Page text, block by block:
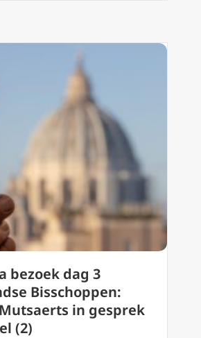
bezoek dag 3
Bisschoppen:
in gesprek
(2)